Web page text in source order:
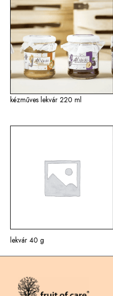
kézműves lekvár 220 ml
lekvár 40 g